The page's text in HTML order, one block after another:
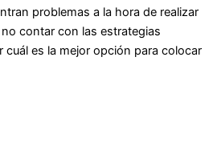
problemas a la hora de realizar
contar con las estrategias
cuál es la mejor opción para colocar